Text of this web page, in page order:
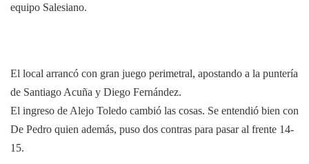
equipo Salesiano.
El local arrancó con gran juego perimetral, apostando a la puntería
de Santiago Acuña y Diego Fernández.
El ingreso de Alejo Toledo cambió las cosas. Se entendió bien con
De Pedro quien además, puso dos contras para pasar al frente 14-
15.